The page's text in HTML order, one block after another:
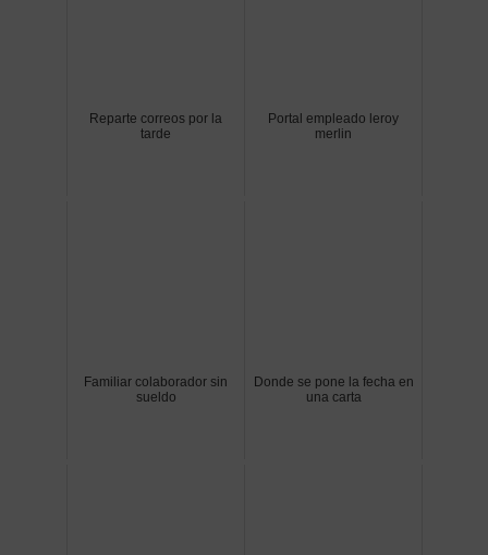
Reparte correos por la
tarde
Portal empleado leroy
merlin
Familiar colaborador sin
sueldo
Donde se pone la fecha en
una carta